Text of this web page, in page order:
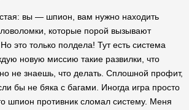
вы — шпион, вам нужно находить
которые порой вызывают
это только полдела! Тут есть система
новую миссию такие развилки, что
не знаешь, что делать. Сплошной профит,
бы не бяка с багами. Иногда игра просто
шпион противник сломал систему. Меня